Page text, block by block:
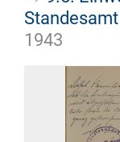
Standesamt
1943